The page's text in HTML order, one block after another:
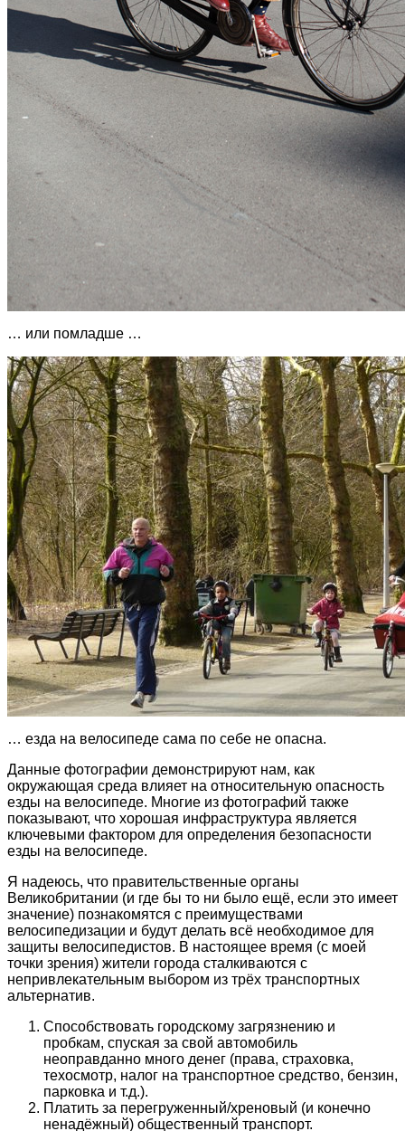
… или помладше …
… езда на велосипеде сама по себе не опасна.
Данные фотографии демонстрируют нам, как
окружающая среда влияет на относительную опасность
езды на велосипеде. Многие из фотографий также
показывают, что хорошая инфраструктура является
ключевыми фактором для определения безопасности
езды на велосипеде.
Я надеюсь, что правительственные органы
Великобритании (и где бы то ни было ещё, если это имеет
значение) познакомятся с преимуществами
велосипедизации и будут делать всё необходимое для
защиты велосипедистов. В настоящее время (с моей
точки зрения) жители города сталкиваются с
непривлекательным выбором из трёх транспортных
альтернатив.
Способствовать городскому загрязнению и
пробкам, спуская за свой автомобиль
неоправданно много денег (права, страховка,
техосмотр, налог на транспортное средство, бензин,
парковка и т.д.).
Платить за перегруженный/хреновый (и конечно
ненадёжный) общественный транспорт.